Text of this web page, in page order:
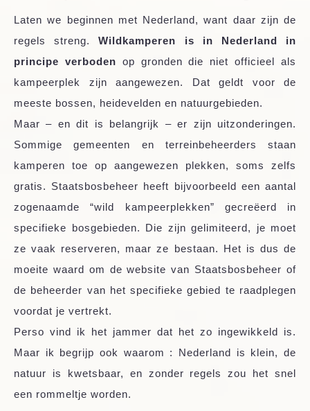
Laten we beginnen met Nederland, want daar zijn de
regels streng.Wildkamperen is in Nederland in
principe verboden op gronden die niet officieel als
kampeerplek zijn aangewezen. Dat geldt voor de
meeste bossen, heidevelden en natuurgebieden.
Maar – en dit is belangrijk – er zijn uitzonderingen.
Sommige gemeenten en terreinbeheerders staan
kamperen toe op aangewezen plekken, soms zelfs
gratis. Staatsbosbeheer heeft bijvoorbeeld een aantal
zogenaamde “wild kampeerplekken” gecreëerd in
specifieke bosgebieden. Die zijn gelimiteerd, je moet
ze vaak reserveren, maar ze bestaan. Het is dus de
moeite waard om de website van Staatsbosbeheer of
de beheerder van het specifieke gebied te raadplegen
voordat je vertrekt.
Perso vind ik het jammer dat het zo ingewikkeld is.
Maar ik begrijp ook waarom : Nederland is klein, de
natuur is kwetsbaar, en zonder regels zou het snel
een rommeltje worden.